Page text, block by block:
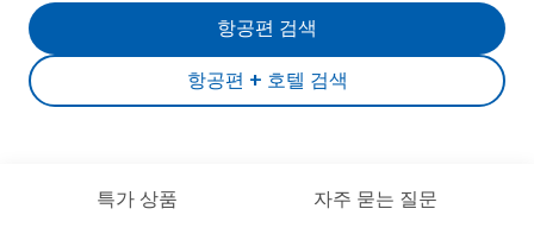
항공편 + 호텔 검색
항공편 검색
특가 상품 자주 묻는 질문